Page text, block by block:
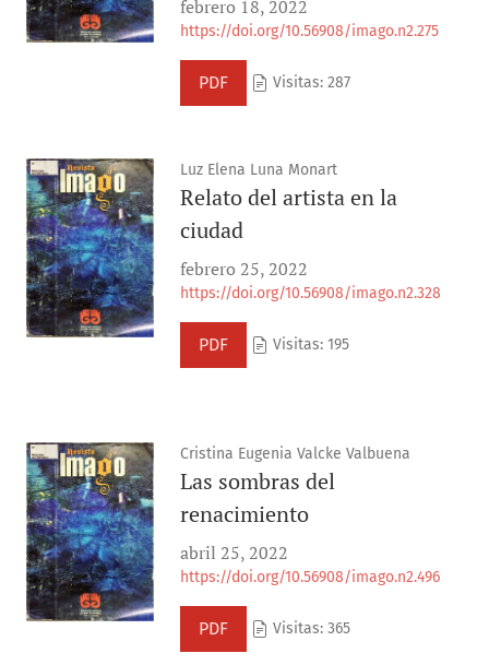
febrero 18, 2022
https://doi.org/10.56908/imago.n2.275
PDF Visitas: 287
Luz Elena Luna Monart
Relato del artista en la
ciudad
febrero 25, 2022
https://doi.org/10.56908/imago.n2.328
PDF Visitas: 195
Cristina Eugenia Valcke Valbuena
Las sombras del
renacimiento
abril 25, 2022
https://doi.org/10.56908/imago.n2.496
PDF Visitas: 365